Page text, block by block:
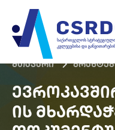
მთავარი
ᲘᲡ